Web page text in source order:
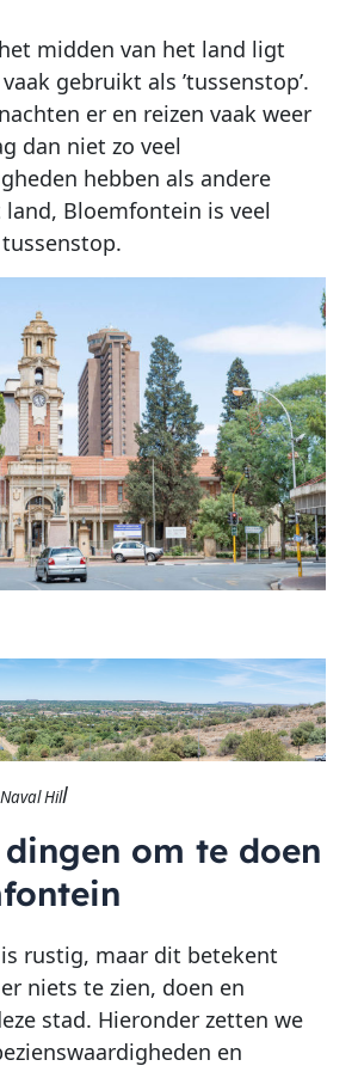
midden van het land ligt
gebruikt als ’tussenstop’.
er en reizen vaak weer
dan niet zo veel
hebben als andere
Bloemfontein is veel
Hill
om te doen
rustig, maar dit betekent
niets te zien, doen en
stad. Hieronder zetten we
en